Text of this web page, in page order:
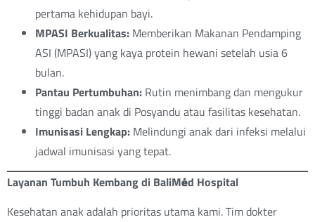
pertama kehidupan bayi.
MPASI Berkualitas: Memberikan Makanan Pendamping
ASI (MPASI) yang kaya protein hewani setelah usia 6
bulan.
Pantau Pertumbuhan: Rutin menimbang dan mengukur
tinggi badan anak di Posyandu atau fasilitas kesehatan.
Imunisasi Lengkap: Melindungi anak dari infeksi melalui
jadwal imunisasi yang tepat.
Layanan Tumbuh Kembang di BaliMéd Hospital
Kesehatan anak adalah prioritas utama kami. Tim dokter